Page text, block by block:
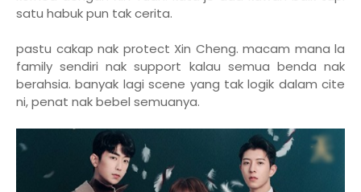
satu habuk pun tak cerita.
pastu cakap nak protect Xin Cheng. macam mana la
family sendiri nak support kalau semua benda nak
berahsia. banyak lagi scene yang tak logik dalam cite
ni, penat nak bebel semuanya.